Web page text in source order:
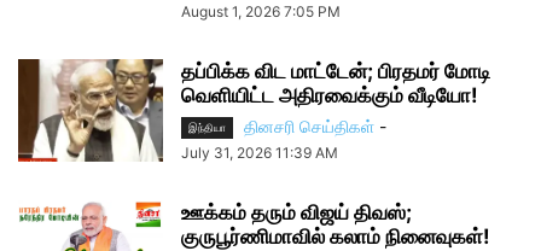
August 1, 2026 7:05 PM
தப்பிக்க விட மாட்டேன்; பிரதமர் மோடி
வெளியிட்ட அதிரவைக்கும் வீடியோ!
இந்தியா தினசரி செய்திகள் -
July 31, 2026 11:39 AM
ஊக்கம் தரும் விஜய் திவஸ்;
குருபூர்ணிமாவில் கலாம் நினைவுகள்!